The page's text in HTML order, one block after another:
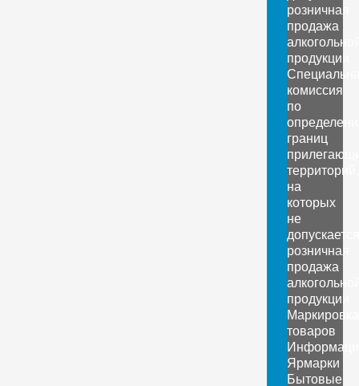
розничная
продажа
продукции
комиссия
по
границ
территорий,
на
которых
не
допускается
розничная
продажа
продукции
Маркировка
товаров
Ярмарки
Бытовые